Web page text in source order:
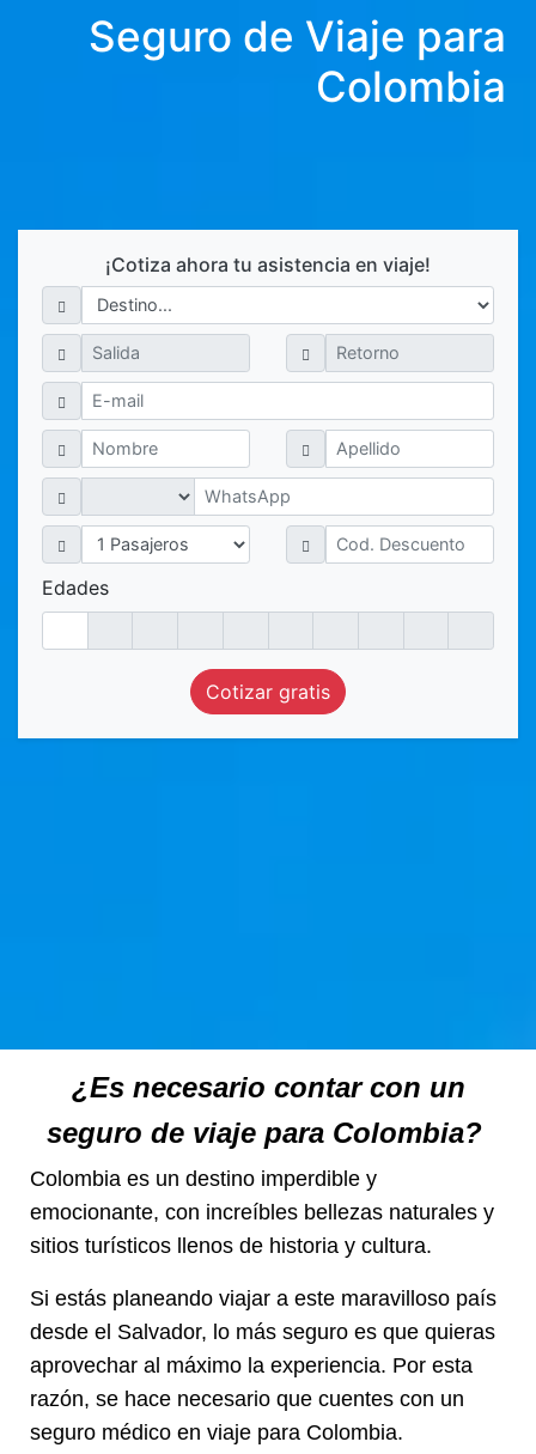
¡Cotiza ahora tu asistencia en viaje!
Edades
Cotizar gratis
Seguro de Viaje para
Colombia
¿Es necesario contar con un
seguro de viaje para Colombia?
Colombia es un destino imperdible y
emocionante, con increíbles bellezas naturales y
sitios turísticos llenos de historia y cultura.
Si estás planeando viajar a este maravilloso país
desde el Salvador, lo más seguro es que quieras
aprovechar al máximo la experiencia. Por esta
razón, se hace necesario que cuentes con un
seguro médico en viaje para Colombia.